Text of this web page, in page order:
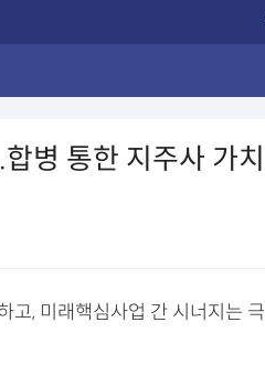
병 통한 지주사 가치
고, 미래핵심사업 간 시너지는 극